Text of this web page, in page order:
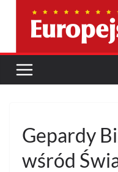
Gepardy
wśród